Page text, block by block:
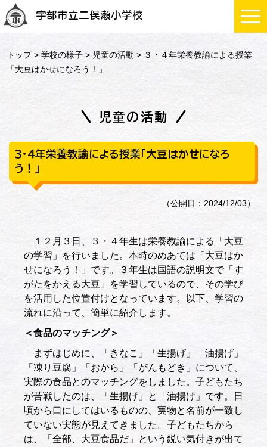
宇部市立二俣瀬小学校
トップ>学校の様子 > 児童の活動 > ３・４年栄養教諭による授業
「大豆はかせになろう！」
児童の活動
３・４年栄養教諭による授業「大豆はかせになろ
う！」
（公開日：2024/12/03）
１２月３日、３・４年生は栄養教諭による「大豆
の学習」を行いました。本時のめあては「大豆はか
せになろう！」です。３年生は国語の説明文で「す
がたをかえる大豆」を学習しているので、その学び
を活用した位置付けとなっています。以下、学習の
流れに沿って、簡単に紹介します。
＜食品のマッチング＞
まずはじめに、「きなこ」「生揚げ」「油揚げ」
「凍り豆腐」「おから」「がんもどき」について、
実際の食品とのマッチングをしました。子どもたち
が苦戦したのは、「生揚げ」と「油揚げ」です。日
頃から口にしてはいるものの、実物と名前が一致し
ていない実態が見えてきました。子どもたちから
は、「全部、大豆食品だ」という鋭い気付きが出て